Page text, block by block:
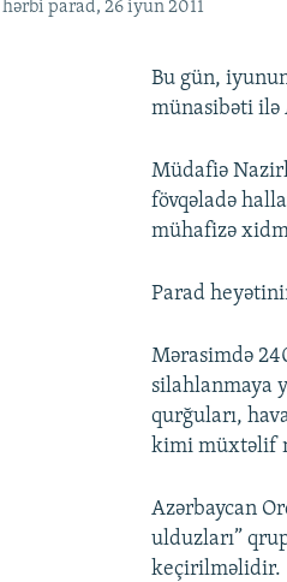
hərbi parad, 26 iyun 2011
Bu gün,
münasibəti ilə
Müdafiə
fövqəladə
mühafizə
Parad
Mərasimdə
silahlanmaya
qurğuları,
kimi müxtəlif
Azərbaycan
ulduzları”
keçirilməlidir.